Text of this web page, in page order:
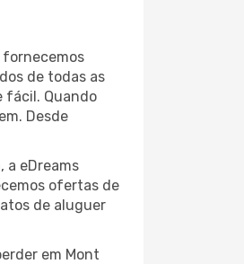
fornecemos
de todas as
fácil. Quando
Desde
a eDreams
ofertas de
de aluguer
em Mont